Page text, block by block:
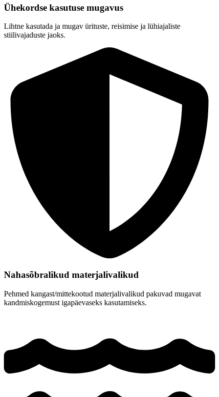
Ühekordse kasutuse mugavus
Lihtne kasutada ja mugav ürituste, reisimise ja lühiajaliste
stiilivajaduste jaoks.
Nahasõbralikud materjalivalikud
Pehmed kangast/mittekootud materjalivalikud pakuvad mugavat
kandmiskogemust igapäevaseks kasutamiseks.